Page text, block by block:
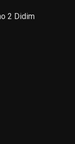
2 Didim